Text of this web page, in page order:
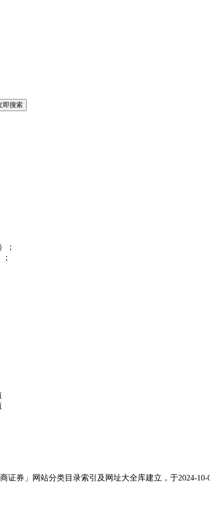
即搜索
；
证券」网站分类目录索引及网址大全库建立，于2024-